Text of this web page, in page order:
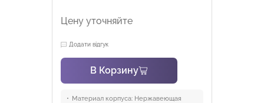
Цену уточняйте
Додати відгук
В Корзину
Материал корпуса: Нержавеющая